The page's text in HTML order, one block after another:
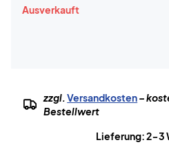
Ausverkauft
zzgl.Versandkosten–
Bestellwert
Lieferung: 2-3